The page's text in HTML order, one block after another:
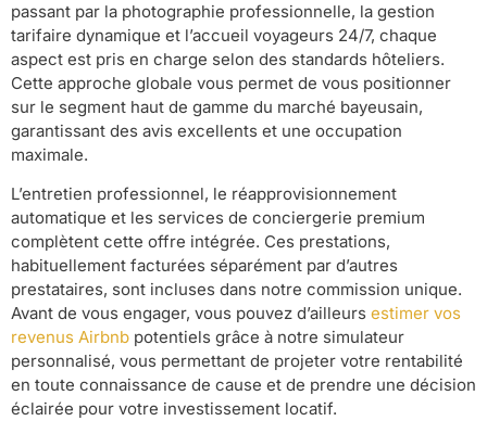
passant par la photographie professionnelle, la gestion
tarifaire dynamique et l’accueil voyageurs 24/7, chaque
aspect est pris en charge selon des standards hôteliers.
Cette approche globale vous permet de vous positionner
sur le segment haut de gamme du marché bayeusain,
garantissant des avis excellents et une occupation
maximale.
L’entretien professionnel, le réapprovisionnement
automatique et les services de conciergerie premium
complètent cette offre intégrée. Ces prestations,
habituellement facturées séparément par d’autres
prestataires, sont incluses dans notre commission unique.
Avant de vous engager, vous pouvez d’ailleurs estimer vos
revenus Airbnb potentiels grâce à notre simulateur
personnalisé, vous permettant de projeter votre rentabilité
en toute connaissance de cause et de prendre une décision
éclairée pour votre investissement locatif.